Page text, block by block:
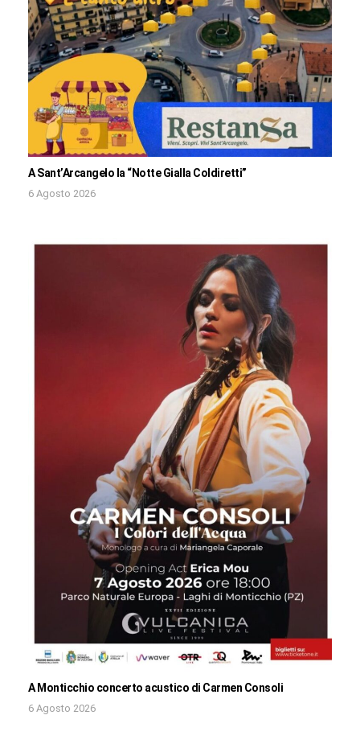
A Sant’Arcangelo la “Notte Gialla Coldiretti”
6 Agosto 2026
A Monticchio concerto acustico di Carmen Consoli
6 Agosto 2026